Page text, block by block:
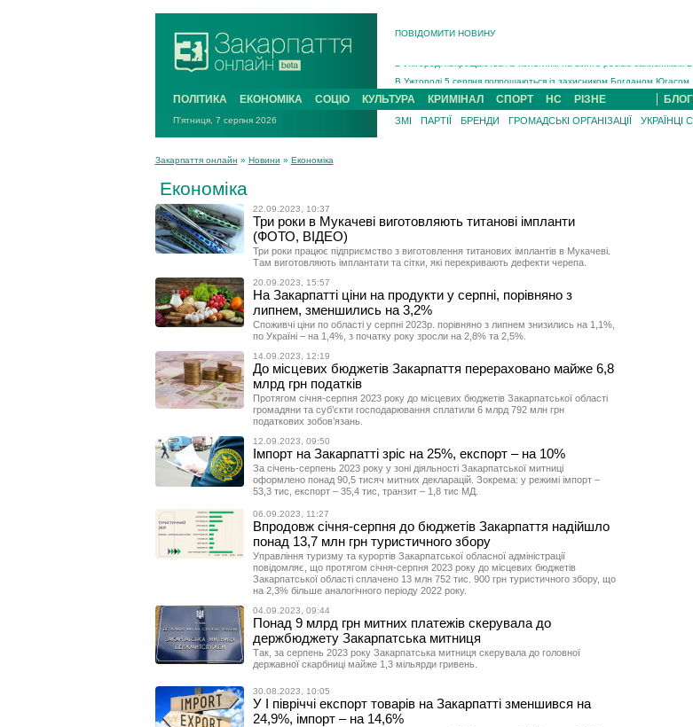
ПОВІДОМИТИ НОВИНУ
Інструктора районного ТЦК на Закарпатті судитимуть за
Підтвердили загибель захисника із Нанкова на Хустщині Юліана
На війні з рф поліг військовий з Виноградова Ігнат Роздяловський
На Хустщині внаслідок ДТП за участі трьох авто постраждали 13
ПОЛІТИКА ЕКОНОМІКА СОЦІО КУЛЬТУРА КРИМІНАЛ СПОРТ НС РІЗНЕ
П'ятниця, 7 серпня 2026 ЗМІ ПАРТІЇ БРЕНДИ ГРОМАДСЬКІ ОРГАНІЗАЦІЇ УКРАЇНЦІ
Закарпаття онлайн » Новини » Економіка
Економіка
22.09.2023, 10:37
Три роки в Мукачеві виготовляють титанові імпланти
(ФОТО, ВІДЕО)
Три роки працює підприємство з виготовлення титанових імплантів в Мукачеві.
Там виготовляють імплантати та сітки, які перекривають дефекти черепа.
20.09.2023, 15:57
На Закарпатті ціни на продукти у серпні, порівняно з
липнем, зменшились на 3,2%
Споживчі ціни по області у серпні 2023р. порівняно з липнем знизились на 1,1%,
по Україні – на 1,4%, з початку року зросли на 2,8% та 2,5%.
14.09.2023, 12:19
До місцевих бюджетів Закарпаття перераховано майже 6,8
млрд грн податків
Протягом січня-серпня 2023 року до місцевих бюджетів Закарпатської області
громадяни та суб’єкти господарювання сплатили 6 млрд 792 млн грн
податкових зобов’язань.
12.09.2023, 09:50
Імпорт на Закарпатті зріс на 25%, експорт – на 10%
За січень-серпень 2023 року у зоні діяльності Закарпатської митниці
оформлено понад 90,5 тисяч митних декларацій. Зокрема: у режимі імпорт –
53,3 тис, експорт – 35,4 тис, транзит – 1,8 тис МД.
06.09.2023, 11:27
Впродовж січня-серпня до бюджетів Закарпаття надійшло
понад 13,7 млн грн туристичного збору
Управління туризму та курортів Закарпатської обласної адміністрації
повідомляє, що протягом січня-серпня 2023 року до місцевих бюджетів
Закарпатської області сплачено 13 млн 752 тис. 900 грн туристичного збору, що
на 2,3% більше аналогічного періоду 2022 року.
04.09.2023, 09:44
Понад 9 млрд грн митних платежів скерувала до
держбюджету Закарпатська митниця
Так, за серпень 2023 року Закарпатська митниця скерувала до головної
державної скарбниці майже 1,3 мільярди гривень.
30.08.2023, 10:05
У І півріччі експорт товарів на Закарпатті зменшився на
24,9%, імпорт – на 14,6%